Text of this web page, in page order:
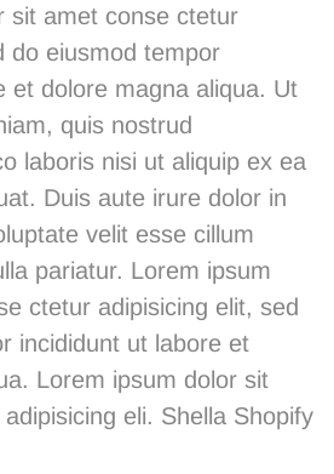
sit amet conse ctetur
do eiusmod tempor
et dolore magna aliqua. Ut
quis nostrud
laboris nisi ut aliquip ex ea
Duis aute irure dolor in
velit esse cillum
pariatur. Lorem ipsum
ctetur adipisicing elit, sed
incididunt ut labore et
Lorem ipsum dolor sit
eli. Shella Shopify